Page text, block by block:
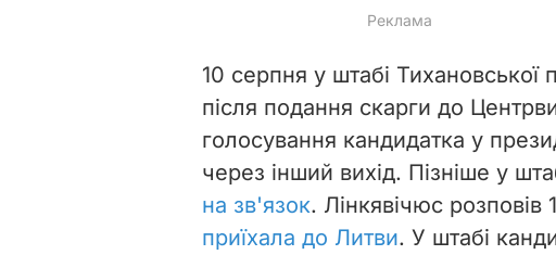
10 серпня у штабі Тихановської
після подання скарги до
голосування кандидатка у
через інший вихід. Пізніше у
на зв'язок. Лінкявічюс
приїхала до Литви. У штабі